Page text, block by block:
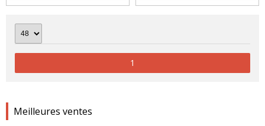
Meilleures ventes
1